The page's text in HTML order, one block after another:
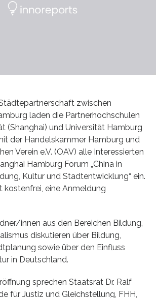
zwischen
laden die Partnerhochschulen
(Shanghai) und Universität Hamburg
der Handelskammer Hamburg und
Verein e.V. (OAV) alle Interessierten
Hamburg Forum „China in
Kultur und Stadtentwicklung“ ein.
kostenfrei, eine Anmeldung
innen aus den Bereichen Bildung,
diskutieren über Bildung,
sowie über den Einfluss
in Deutschland.
sprechen Staatsrat Dr. Ralf
für Justiz und Gleichstellung, FHH,